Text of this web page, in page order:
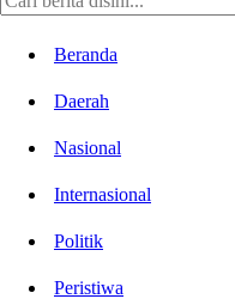
Beranda
Daerah
Nasional
Internasional
Politik
Peristiwa